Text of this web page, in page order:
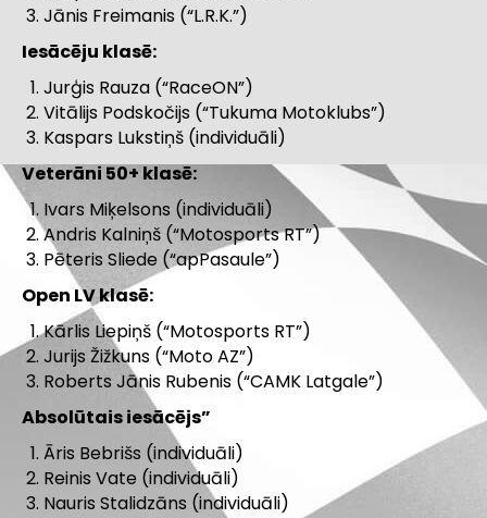
Jānis Freimanis (“L.R.K.”)
Iesācēju klasē:
Jurģis Rauza (“RaceON”)
Vitālijs Podskočijs (“Tukuma Motoklubs”)
Kaspars Lukstiņš (individuāli)
Veterāni 50+ klasē:
Ivars Miķelsons (individuāli)
Andris Kalniņš (“Motosports RT”)
Pēteris Sliede (“apPasaule”)
Open LV klasē:
Kārlis Liepiņš (“Motosports RT”)
Jurijs Žižkuns (“Moto AZ”)
Roberts Jānis Rubenis (“CAMK Latgale”)
Absolūtais iesācējs”
Āris Bebrišs (individuāli)
Reinis Vate (individuāli)
Nauris Stalidzāns (individuāli)